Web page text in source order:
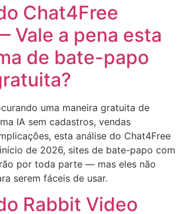
Chat4Free
Vale a pena esta
de bate-papo
uma maneira gratuita de
IA sem cadastros, vendas
esta análise do Chat4Free
de 2026, sites de bate-papo com
por toda parte — mas eles não
serem fáceis de usar.
Rabbit Video